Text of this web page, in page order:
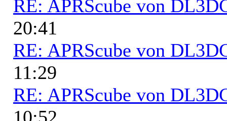
RE: APRScube von
20:41
RE: APRScube von
11:29
RE: APRScube von
10:52